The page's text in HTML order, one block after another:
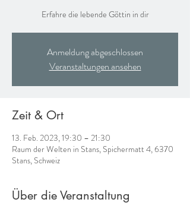
Erfahre die lebende Göttin in dir
Anmeldung abgeschlossen
Veranstaltungen ansehen
Zeit & Ort
13. Feb. 2023, 19:30 – 21:30
Raum der Welten in Stans, Spichermatt 4, 6370
Stans, Schweiz
Über die Veranstaltung